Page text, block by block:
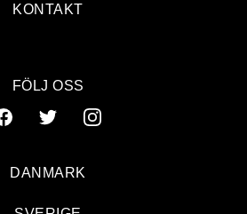
KONTAKT
FÖLJ OSS
DANMARK